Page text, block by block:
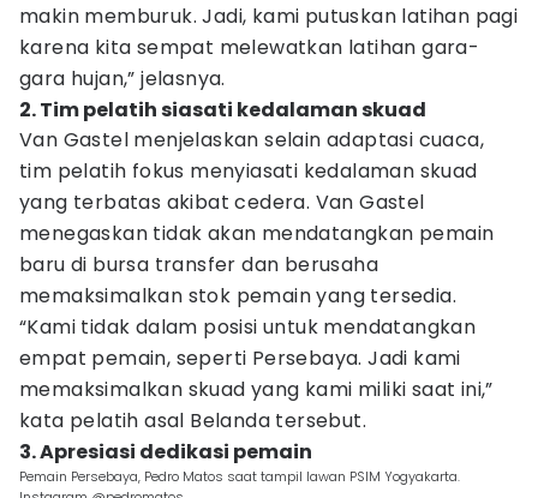
makin memburuk. Jadi, kami putuskan latihan pagi
karena kita sempat melewatkan latihan gara-
gara hujan,” jelasnya.
2. Tim pelatih siasati kedalaman skuad
Van Gastel menjelaskan selain adaptasi cuaca,
tim pelatih fokus menyiasati kedalaman skuad
yang terbatas akibat cedera. Van Gastel
menegaskan tidak akan mendatangkan pemain
baru di bursa transfer dan berusaha
memaksimalkan stok pemain yang tersedia.
“Kami tidak dalam posisi untuk mendatangkan
empat pemain, seperti Persebaya. Jadi kami
memaksimalkan skuad yang kami miliki saat ini,”
kata pelatih asal Belanda tersebut.
3. Apresiasi dedikasi pemain
Pemain Persebaya, Pedro Matos saat tampil lawan PSIM Yogyakarta.